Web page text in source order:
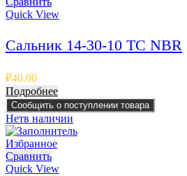
Quick View
Сальник 14-30-10 TC NBR
₽40.00
Подробнее
Сообщить о поступлении товара
Нетв наличии
Избранное
Сравнить
Quick View